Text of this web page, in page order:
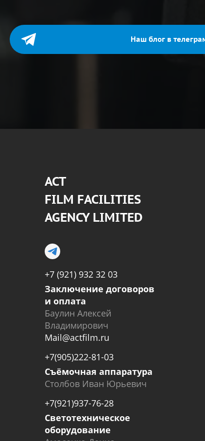
Наш блог в
АСТ
FILM FACILITIES
AGENCY LIMITED
+7 (921) 932 32 03
Заключение договоров
и оплата
Баулин Алексей
Владимирович
Mail@actfilm.ru
+7(905)222-81-03
Съёмочная аппаратура
Столбов Иван Юрьевич
+7(921)937-76-28
Светотехническое
оборудование